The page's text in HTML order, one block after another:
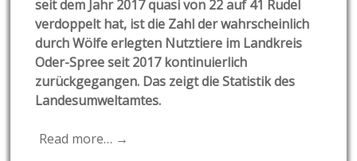
seit dem Jahr 2017 quasi von 22 auf 41 Rudel
verdoppelt hat, ist die Zahl der wahrscheinlich
durch Wölfe erlegten Nutztiere im Landkreis
Oder-Spree seit 2017 kontinuierlich
zurückgegangen. Das zeigt die Statistik des
Landesumweltamtes.
Read more… →